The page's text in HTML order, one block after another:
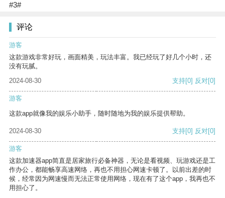
#3#
评论
游客
这款游戏非常好玩，画面精美，玩法丰富。我已经玩了好几个小时，还
没有玩腻。
2024-08-30
支持[0] 反对[0]
游客
这款app就像我的娱乐小助手，随时随地为我的娱乐提供帮助。
2024-08-30 支持[0] 反对[0]
游客
这款加速器app简直是居家旅行必备神器，无论是看视频、玩游戏还是工
作办公，都能畅享高速网络，再也不用担心网速卡顿了。以前出差的时
候，经常因为网速慢而无法正常使用网络，现在有了这个app，我再也不
用担心了。